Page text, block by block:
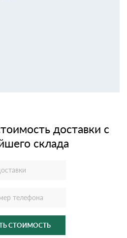
доставки с
склада
СТОИМОСТЬ